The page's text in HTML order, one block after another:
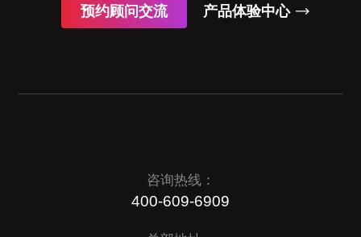
预约顾问交流 产品体验中心
咨询热线：
400-609-6909